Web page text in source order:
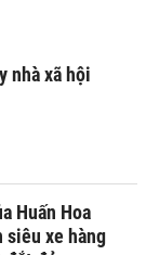
nhà xã hội
Huấn Hoa
siêu xe hàng